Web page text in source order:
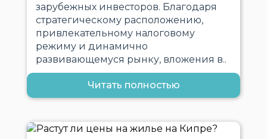
зарубежных инвесторов. Благодаря
стратегическому расположению,
привлекательному налоговому
режиму и динамично
развивающемуся рынку, вложения в..
Читать полностью